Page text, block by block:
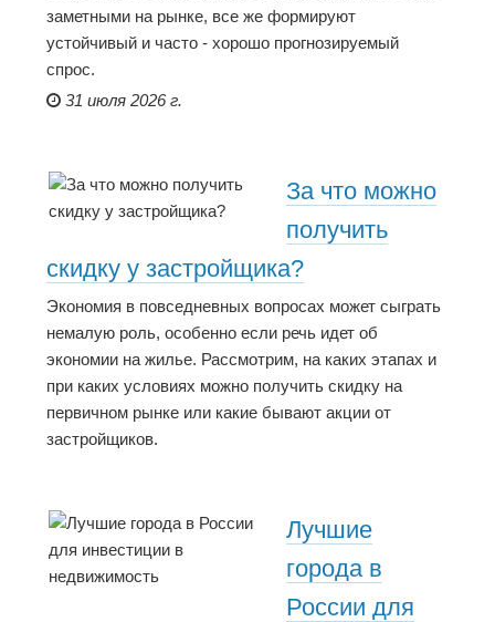
заметными на рынке, все же формируют
устойчивый и часто - хорошо прогнозируемый
спрос.
31 июля 2026 г.
За что можно
получить
скидку у застройщика?
Экономия в повседневных вопросах может сыграть
немалую роль, особенно если речь идет об
экономии на жилье. Рассмотрим, на каких этапах и
при каких условиях можно получить скидку на
первичном рынке или какие бывают акции от
застройщиков.
Лучшие
города в
России для